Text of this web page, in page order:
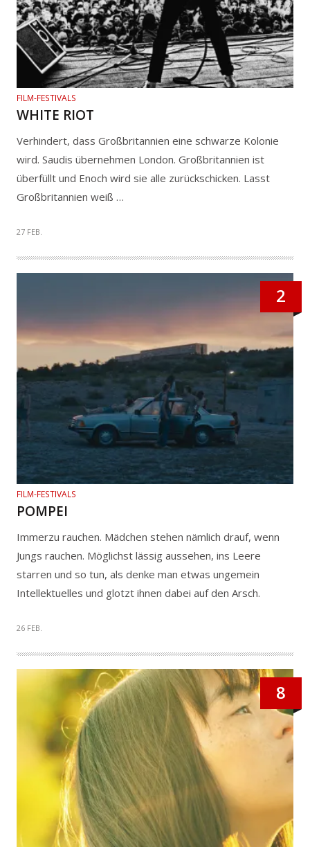
FILM-FESTIVALS
WHITE RIOT
Verhindert, dass Großbritannien eine schwarze Kolonie
wird. Saudis übernehmen London. Großbritannien ist
überfüllt und Enoch wird sie alle zurückschicken. Lasst
Großbritannien weiß …
27 FEB.
2
FILM-FESTIVALS
POMPEI
Immerzu rauchen. Mädchen stehen nämlich drauf, wenn
Jungs rauchen. Möglichst lässig aussehen, ins Leere
starren und so tun, als denke man etwas ungemein
Intellektuelles und glotzt ihnen dabei auf den Arsch.
26 FEB.
8